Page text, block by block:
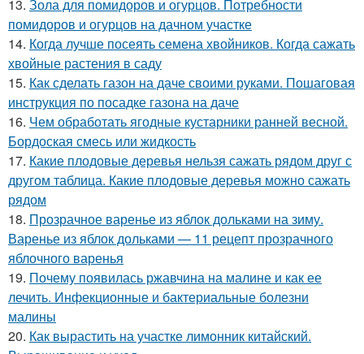
13. Зола для помидоров и огурцов. Потребности
помидоров и огурцов на дачном участке
14. Когда лучше посеять семена хвойников. Когда сажать
хвойные растения в саду
15. Как сделать газон на даче своими руками. Пошаговая
инструкция по посадке газона на даче
16. Чем обработать ягодные кустарники ранней весной.
Бордоская смесь или жидкость
17. Какие плодовые деревья нельзя сажать рядом друг с
другом таблица. Какие плодовые деревья можно сажать
рядом
18. Прозрачное варенье из яблок дольками на зиму.
Варенье из яблок дольками — 11 рецепт прозрачного
яблочного варенья
19. Почему появилась ржавчина на малине и как ее
лечить. Инфекционные и бактериальные болезни
малины
20. Как вырастить на участке лимонник китайский.